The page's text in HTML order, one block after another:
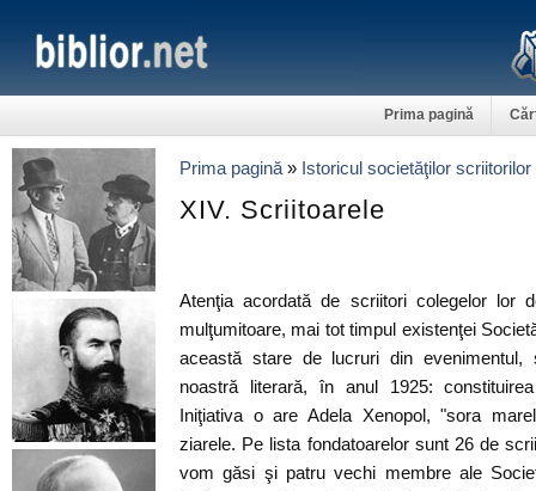
Prima pagină
Prima pagină » Istoricul societăţilor scriitorilor
XIV. Scriitoarele
Atenţia acordată de scriitori colegelor lor
mulţumitoare, mai tot timpul existenţei
această stare de lucruri din evenimentul,
noastră literară, în anul 1925:
Iniţiativa o are Adela Xenopol, "sora
ziarele. Pe lista fondatoarelor sunt 26 de
vom găsi şi patru vechi membre ale